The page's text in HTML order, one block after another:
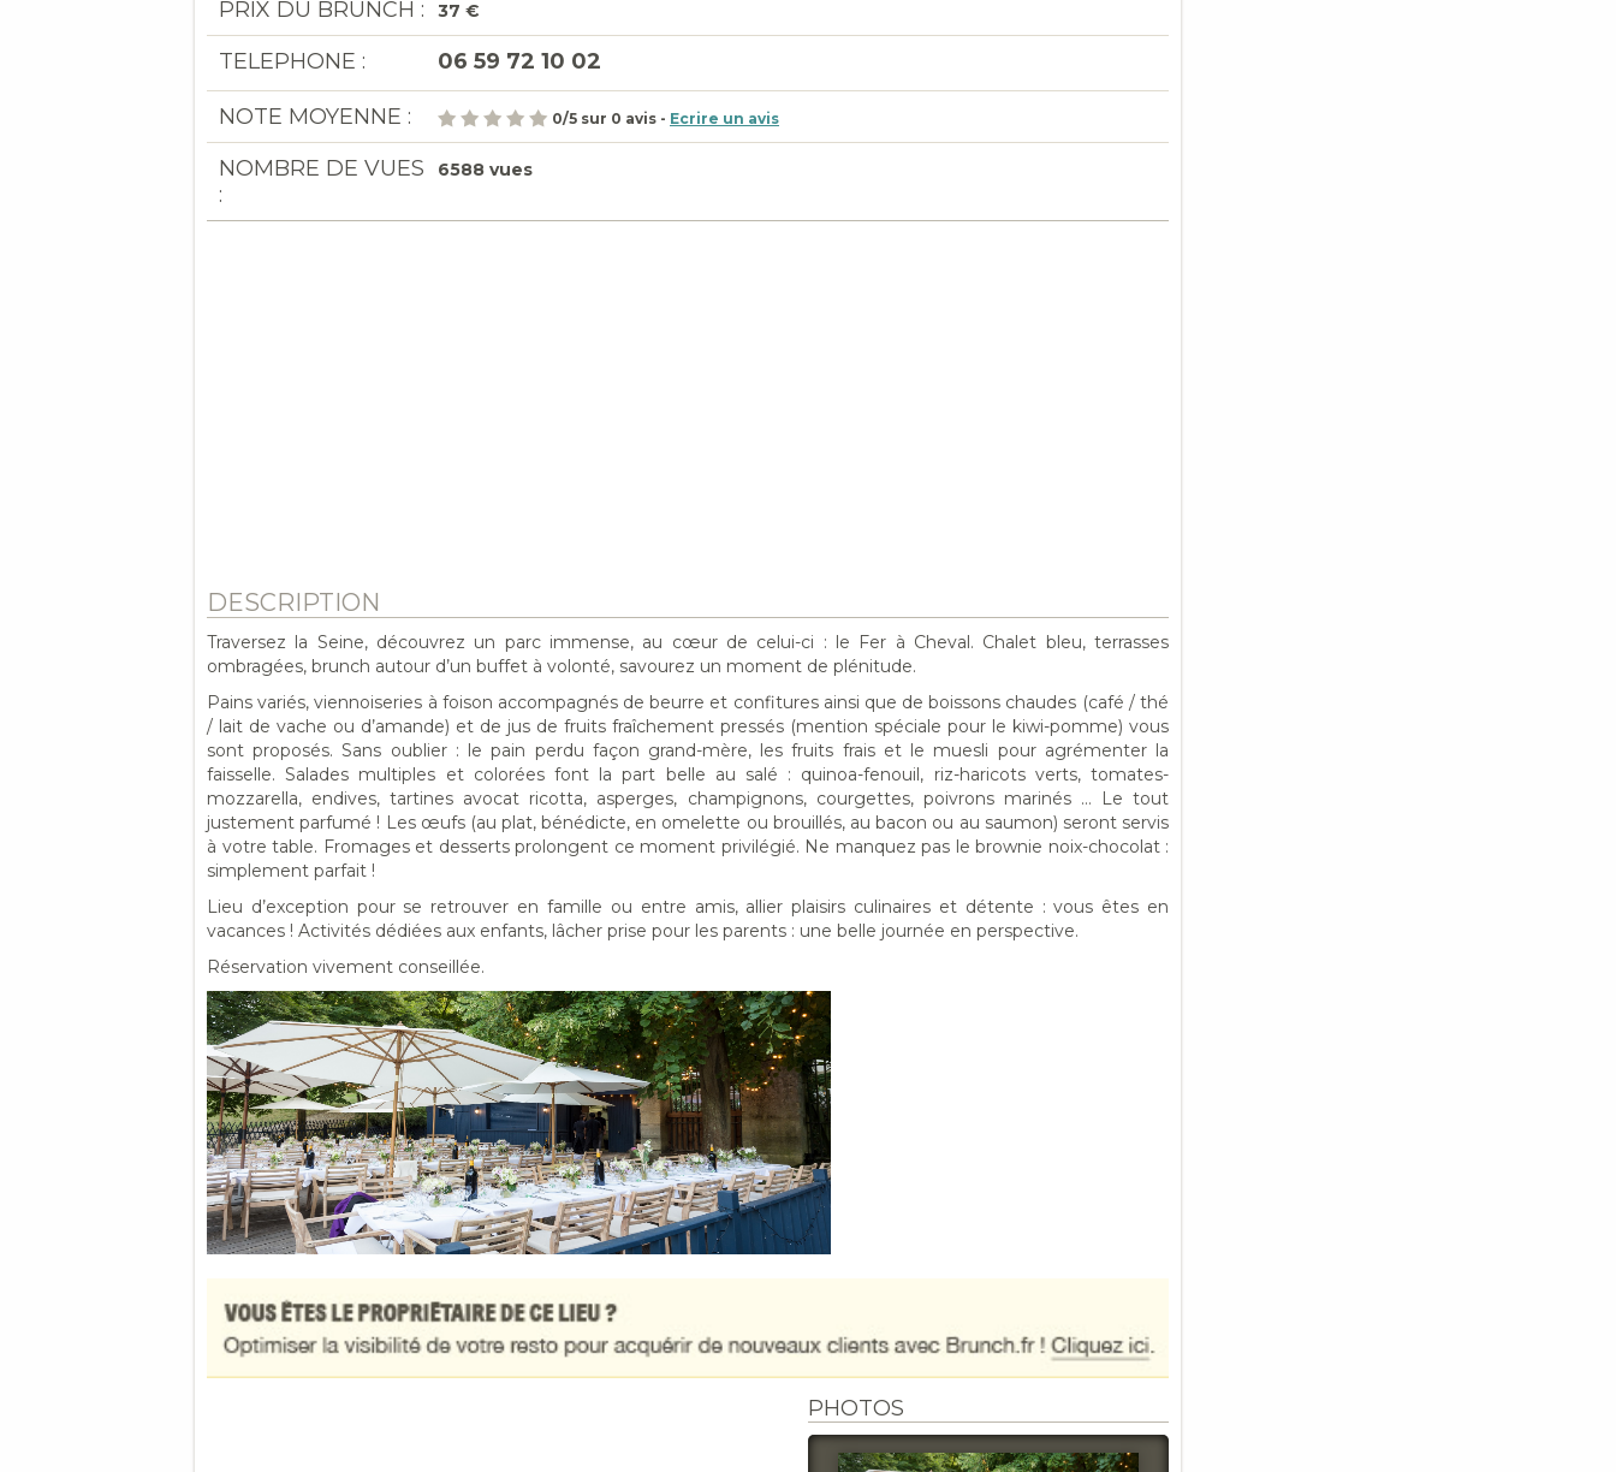
PRIX DU BRUNCH : 37 €
TELEPHONE : 06 59 72 10 02
NOTE MOYENNE : 0/5 sur 0 avis - Ecrire un avis
NOMBRE DE VUES
:
6588 vues
DESCRIPTION
Traversez la Seine, découvrez un parc immense, au cœur de celui-ci : le Fer à Cheval. Chalet bleu, terrasses
ombragées, brunch autour d’un buffet à volonté, savourez un moment de plénitude.
Pains variés, viennoiseries à foison accompagnés de beurre et confitures ainsi que de boissons chaudes (café / thé
/ lait de vache ou d’amande) et de jus de fruits fraîchement pressés (mention spéciale pour le kiwi-pomme) vous
sont proposés. Sans oublier : le pain perdu façon grand-mère, les fruits frais et le muesli pour agrémenter la
faisselle. Salades multiples et colorées font la part belle au salé : quinoa-fenouil, riz-haricots verts, tomates-
mozzarella, endives, tartines avocat ricotta, asperges, champignons, courgettes, poivrons marinés … Le tout
justement parfumé ! Les œufs (au plat, bénédicte, en omelette ou brouillés, au bacon ou au saumon) seront servis
à votre table. Fromages et desserts prolongent ce moment privilégié. Ne manquez pas le brownie noix-chocolat :
simplement parfait !
Lieu d’exception pour se retrouver en famille ou entre amis, allier plaisirs culinaires et détente : vous êtes en
vacances ! Activités dédiées aux enfants, lâcher prise pour les parents : une belle journée en perspective.
Réservation vivement conseillée.
PHOTOS